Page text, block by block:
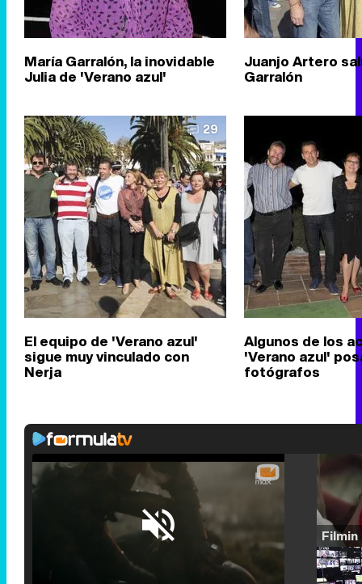
María Garralón, la inovidable
Julia de 'Verano azul'
Juanjo Artero
Garralón
29
El equipo de 'Verano azul'
sigue muy vinculado con
Nerja
Algunos de los
'Verano azul'
fotógrafos